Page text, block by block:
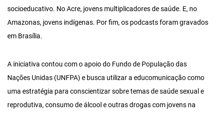
socioeducativo. No Acre, jovens multiplicadores de saúde. E, no
Amazonas, jovens indígenas. Por fim, os podcasts foram gravados
em Brasília.
A iniciativa contou com o apoio do Fundo de População das
Nações Unidas (UNFPA) e busca utilizar a educomunicação como
uma estratégia para conscientizar sobre temas de saúde sexual e
reprodutiva, consumo de álcool e outras drogas com jovens na